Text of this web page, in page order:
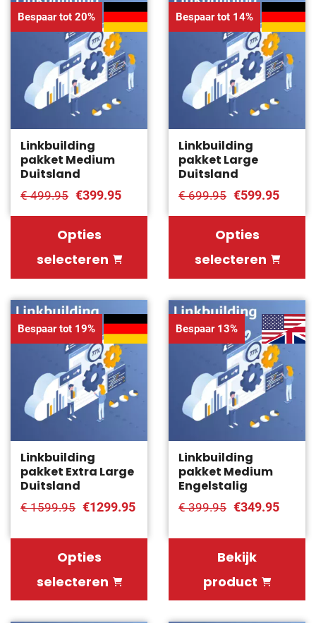
Bespaar tot 20%
Linkbuilding
pakket Medium
Duitsland
€ 499.95 €399.95
Opties
selecteren
Bespaar tot 14%
Linkbuilding
pakket Large
Duitsland
€ 699.95 €599.95
Opties
selecteren
Bespaar tot 19%
Linkbuilding
pakket Extra Large
Duitsland
€ 1599.95 €1299.95
Opties
selecteren
Bespaar 13%
Linkbuilding
pakket Medium
Engelstalig
€ 399.95 €349.95
Bekijk
product